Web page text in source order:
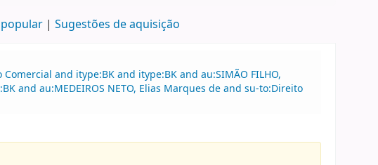
Sugestões de aquisição
and itype:BK and itype:BK and au:SIMÃO FILHO,
and au:MEDEIROS NETO, Elias Marques de and su-to:Direito